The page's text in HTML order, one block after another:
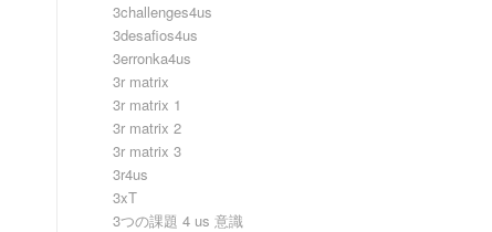
3challenges4us
3desafios4us
3erronka4us
3r matrix
3r matrix 1
3r matrix 2
3r matrix 3
3r4us
3xT
3つの課題 4 us 意識